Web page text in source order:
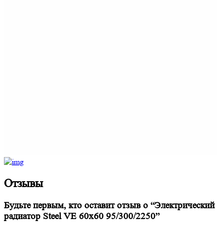
Отзывы
Будьте первым, кто оставит отзыв о “Электрический
радиатор Steel VE 60х60 95/300/2250”